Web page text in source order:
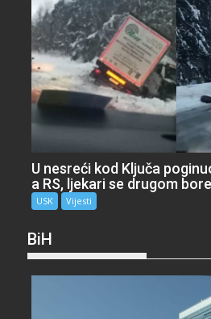
U nesreći kod Ključa
a RS, ljekari se drugom
USK Vijesti
BiH